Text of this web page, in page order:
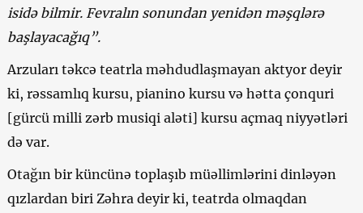
isidə bilmir. Fevralın sonundan yenidən məşqlərə
başlayacağıq”.
Arzuları təkcə teatrla məhdudlaşmayan aktyor deyir
ki, rəssamlıq kursu, pianino kursu və hətta çonquri
[gürcü milli zərb musiqi aləti] kursu açmaq niyyətləri
də var.
Otağın bir küncünə toplaşıb müəllimlərini dinləyən
qızlardan biri Zəhra deyir ki, teatrda olmaqdan